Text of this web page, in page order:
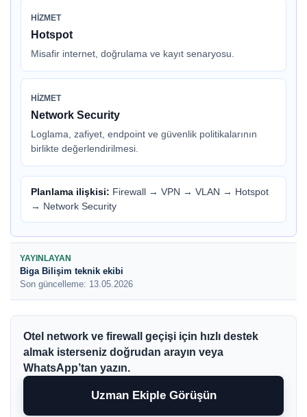
HIZMET
Hotspot
Misafir internet, doğrulama ve kayıt senaryosu.
HIZMET
Network Security
Loglama, zafiyet, endpoint ve güvenlik politikalarının
birlikte değerlendirilmesi.
Planlama ilişkisi: Firewall → VPN → VLAN → Hotspot
→ Network Security
YAYINLAYAN
Biga Bilişim teknik ekibi
Son güncelleme: 13.05.2026
Otel network ve firewall geçişi için hızlı destek
almak isterseniz doğrudan arayın veya
WhatsApp’tan yazın.
Uzman Ekiple Görüşün